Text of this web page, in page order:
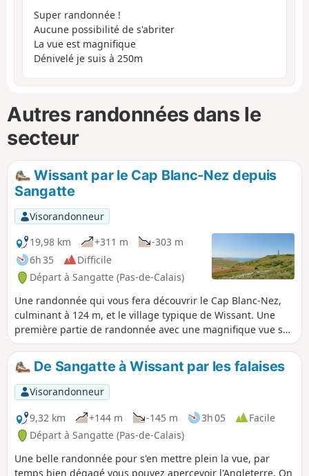
Super randonnée !
Aucune possibilité de s'abriter
La vue est magnifique
Dénivelé je suis à 250m
Autres randonnées dans le
secteur
Wissant par le Cap Blanc-Nez depuis
Sangatte
Visorandonneur
19,98 km
+311 m
-303 m
6h 35
Difficile
Départ à Sangatte (Pas-de-Calais)
Une randonnée qui vous fera découvrir le Cap Blanc-Nez,
culminant à 124 m, et le village typique de Wissant. Une
première partie de randonnée avec une magnifique vue sur
le Cap Blanc-Nez et ses falaises. Une fois l'ascension du Cap
terminée, le village de Wissant se découvrira à votre vue.
Une superbe petite randonnée permettant de découvrir les
richesses de la Côte d'Opale. Attention aux horaires de la
marée !
De Sangatte à Wissant par les falaises
Visorandonneur
9,32 km
+144 m -145 m 3h 05
Facile
Départ à Sangatte (Pas-de-Calais)
Une belle randonnée pour s'en mettre plein la vue, par
temps bien dégagé vous pouvez apercevoir l'Angleterre. On